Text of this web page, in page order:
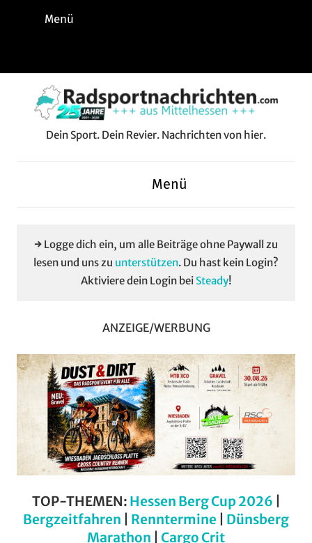
Feed
Menü
Dein Sport. Dein Revier. Nachrichten von hier.
Menü
→ Logge dich ein, um alle Beiträge ohne Paywall zu
lesen und uns zu unterstützen. Du hast kein Login?
Aktiviere dein Login bei Steady!
ANZEIGE/WERBUNG
TOP-THEMEN: Hessen Berg Cup 2026
Bergzeitfahren
Renntermine
Dünsberg
Marathon
Cargo Crit